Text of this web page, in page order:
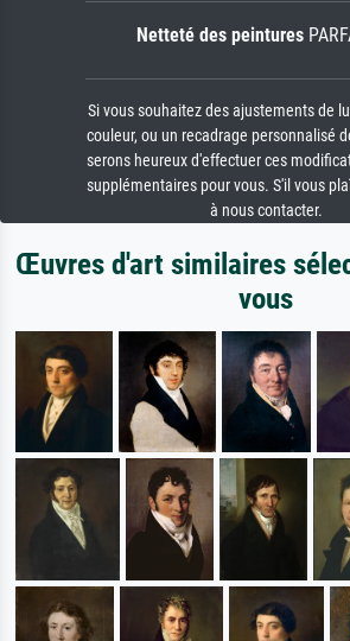
Netteté des peintures
Si vous souhaitez des ajustements de
couleur, ou un recadrage personnalisé
serons heureux d'effectuer ces
supplémentaires pour vous. S'il vous
à nous contacter.
Œuvres d'art similaires
vous